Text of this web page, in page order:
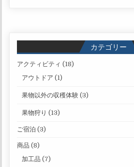
カテゴリー
アクティビティ (18)
アウトドア (1)
果物以外の収穫体験 (3)
果物狩り (13)
ご宿泊 (3)
商品 (8)
加工品 (7)